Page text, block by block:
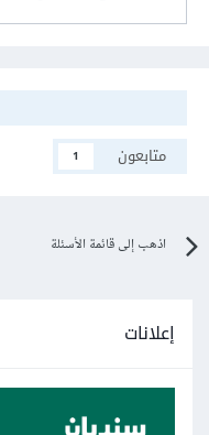
متابعون
1
اذهب إلى قائمة الأسئلة
إعلانات